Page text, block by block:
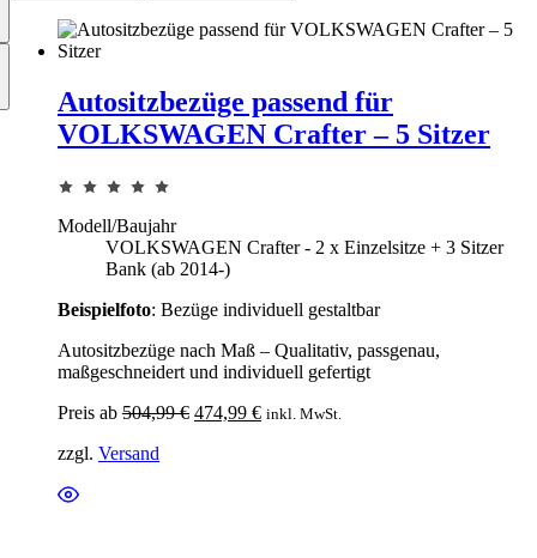
Autositzbezüge passend für
VOLKSWAGEN Crafter – 5 Sitzer
Modell/Baujahr
VOLKSWAGEN Crafter - 2 x Einzelsitze + 3 Sitzer
Bank (ab 2014-)
Beispielfoto: Bezüge individuell gestaltbar
Autositzbezüge nach Maß – Qualitativ, passgenau,
maßgeschneidert und individuell gefertigt
Preis ab 504,99€ Ursprünglicher Preis war: 504,99 €
474,99 €Aktueller Preis ist: 474,99 €.
inkl. MwSt.
zzgl. Versand